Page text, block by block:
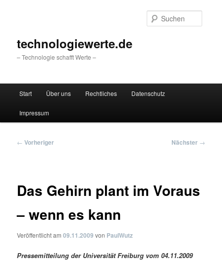
technologiewerte.de
– Technologie schafft Werte –
Start Über uns Rechtliches Datenschutz
Impressum
Beitragsnavigation
← Vorheriger Nächster →
Das Gehirn plant im Voraus
– wenn es kann
Veröffentlicht am09.11.2009 von PaulWutz
Pressemitteilung der Universität Freiburg vom 04.11.2009